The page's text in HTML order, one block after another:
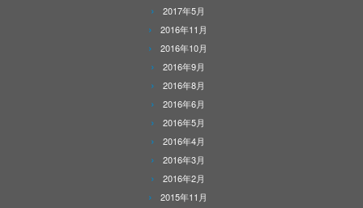
2017年5月
2016年11月
2016年10月
2016年9月
2016年8月
2016年6月
2016年5月
2016年4月
2016年3月
2016年2月
2015年11月